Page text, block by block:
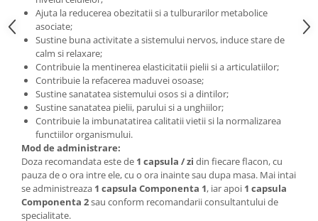
Ajuta la reducerea obezitatii si a tulburarilor metabolice
asociate;
Sustine buna activitate a sistemului nervos, induce stare de
calm si relaxare;
Contribuie la mentinerea elasticitatii pielii si a articulatiilor;
Contribuie la refacerea maduvei osoase;
Sustine sanatatea sistemului osos si a dintilor;
Sustine sanatatea pielii, parului si a unghiilor;
Contribuie la imbunatatirea calitatii vietii si la normalizarea
functiilor organismului.
Mod de administrare:
Doza recomandata este de 1 capsula / zi din fiecare flacon, cu
pauza de o ora intre ele, cu o ora inainte sau dupa masa. Mai intai
se administreaza 1 capsula Componenta 1, iar apoi 1 capsula
Componenta 2sau conform recomandarii consultantului de
specialitate.